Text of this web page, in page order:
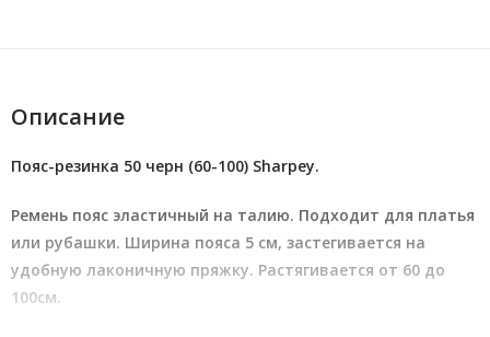
Описание
Пояс-резинка 50 черн (60-100) Sharpey.
Ремень пояс эластичный на талию. Подходит для платья
или рубашки. Ширина пояса 5 см, застегивается на
удобную лаконичную пряжку. Растягивается от 60 до
100см.